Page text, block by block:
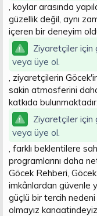
, koylar arasında
güzellik değil, aynı
içeren bir deneyim
Ziyaretçiler için
veya üye ol.
, ziyaretçilerin
sakin atmosferini
katkıda bulunmaktadır.
Ziyaretçiler için
veya üye ol.
, farklı beklentilere
programlarını daha
Göcek Rehberi,
imkânlardan güvenle
güçlü bir tercih
olmayız kanaatindeyiz.